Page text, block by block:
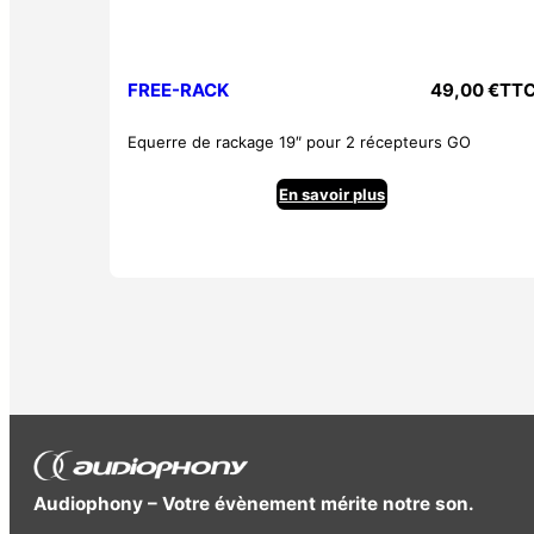
FREE-RACK 49,00€
Equerre de rackage 19″ pour 2 récepteurs GO
En savoir plus
Audiophony – Votre évènement mérite notre son.